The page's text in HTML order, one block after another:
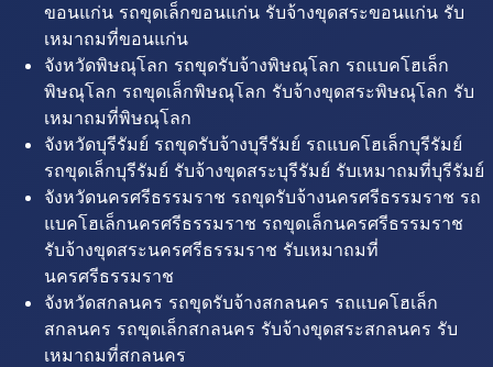
ขอนแก่น รถขุดเล็กขอนแก่น รับจ้างขุดสระขอนแก่น รับ
เหมาถมที่ขอนแก่น
จังหวัดพิษณุโลก รถขุดรับจ้างพิษณุโลก รถแบคโฮเล็ก
พิษณุโลก รถขุดเล็กพิษณุโลก รับจ้างขุดสระพิษณุโลก รับ
เหมาถมที่พิษณุโลก
จังหวัดบุรีรัมย์ รถขุดรับจ้างบุรีรัมย์ รถแบคโฮเล็กบุรีรัมย์
รถขุดเล็กบุรีรัมย์ รับจ้างขุดสระบุรีรัมย์ รับเหมาถมที่บุรีรัมย์
จังหวัดนครศรีธรรมราช รถขุดรับจ้างนครศรีธรรมราช รถ
แบคโฮเล็กนครศรีธรรมราช รถขุดเล็กนครศรีธรรมราช
รับจ้างขุดสระนครศรีธรรมราช รับเหมาถมที่
นครศรีธรรมราช
จังหวัดสกลนคร รถขุดรับจ้างสกลนคร รถแบคโฮเล็ก
สกลนคร รถขุดเล็กสกลนคร รับจ้างขุดสระสกลนคร รับ
เหมาถมที่สกลนคร